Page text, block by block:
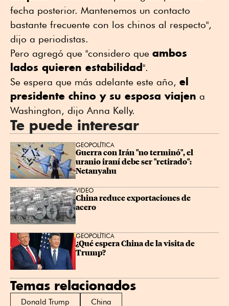
fecha posterior. Mantenemos un contacto
bastante frecuente con los chinos al respecto",
dijo a periodistas.
Pero agregó que "considero que ambos
lados quieren estabilidad".
Se espera que más adelante este año, el
presidente chino y su esposa viajen a
Washington, dijo Anna Kelly.
Te puede interesar
GEOPOLÍTICA
Guerra con Irán "no terminó", el
uranio iraní debe ser "retirado":
Netanyahu
VIDEO
China reduce exportaciones de
acero
GEOPOLÍTICA
¿Qué espera China de la visita de
Trump?
Temas relacionados
Donald Trump China